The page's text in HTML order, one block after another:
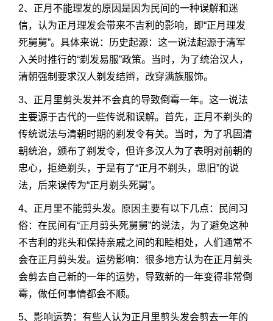
2、正月不能理发的原因是因为民间的一种误解和迷
信，认为正月理发会带来不吉利的影响，即“正月理发
死舅舅”。具体来说：历史起源：这一说法起源于清军
入关时推行的“剃发易服”政策。当时，为了统治汉人，
清朝强制要求汉人剃发结辫，改穿满族服饰。
3、正月里剪头发并不会真的导致倒霉一年。这一说法
主要源于古代的一些传说和误解。首先，正月不剃头的
传统说法与清朝时期的剃发令有关。当时，为了巩固清
朝统治，颁布了剃发令，但许多汉人为了表明对前朝的
忠心，拒绝剃头，于是有了“正月不剃头，思旧”的说
法，后来误传为“正月剃头死舅”。
4、正月里不能剪头发。原因主要有以下几点：民间习
俗：在民间有“正月剪头死舅舅”的说法，为了避免这种
不吉利的兆头和保持亲戚之间的和睦相处，人们通常不
会在正月剪头发。运势影响：很多地方认为在正月剪头
会剪去自己新的一年的运势，导致新的一年变得非常倒
霉，做任何事情都会不顺。
5、影响运势：有些人认为正月里剪头发会剪去一年的